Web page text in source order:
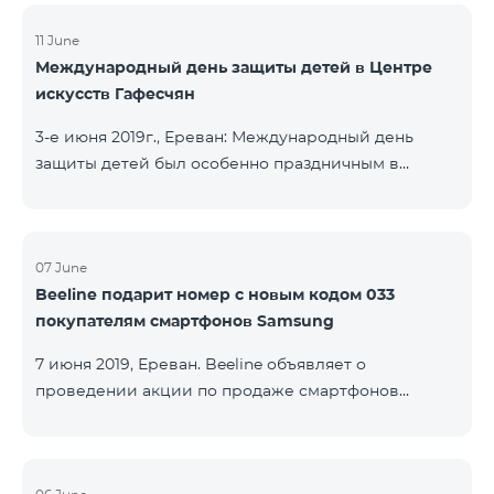
11 June
Международный день защиты детей в Центре
искусств Гафесчян
3-е июня 2019г., Ереван: Международный день
защиты детей был особенно праздничным в
школьников представили логотип ЦИГ с
указанием 10-летней годовщины в начале с
помощью воздушных шариков, а затем с помощью
изображением произведений ЦИГ в саду
скульптур Гафесчян в рамках творческой
07 June
Beeline подарит номер с новым кодом 033
покупателям смартфонов Samsung
7 июня 2019, Ереван. Beeline объявляет о
проведении акции по продаже смартфонов